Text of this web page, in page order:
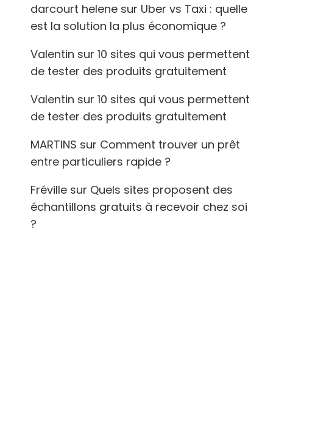
darcourt helene sur Uber vs Taxi : quelle
est la solution la plus économique ?
Valentin sur 10 sites qui vous permettent
de tester des produits gratuitement
Valentin sur 10 sites qui vous permettent
de tester des produits gratuitement
MARTINS sur Comment trouver un prêt
entre particuliers rapide ?
Fréville sur Quels sites proposent des
échantillons gratuits à recevoir chez soi
?